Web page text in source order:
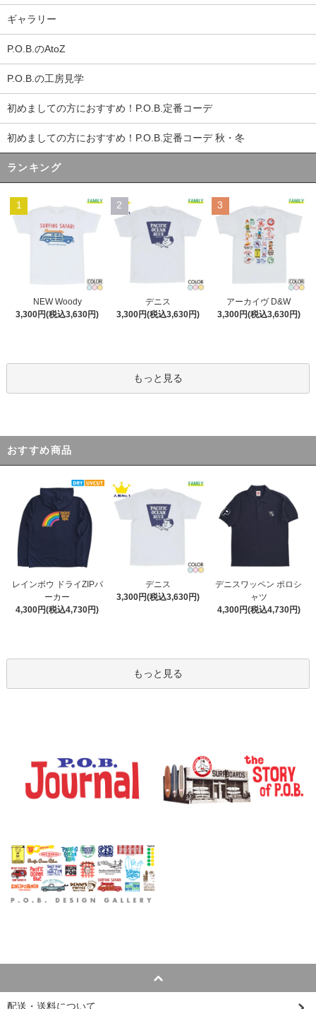
ギャラリー
P.O.B.のAtoZ
P.O.B.の工房見学
初めましての方におすすめ！P.O.B.定番コーデ
初めましての方におすすめ！P.O.B.定番コーデ 秋・冬
ランキング
1
NEW Woody
3,300円(税込3,630円)
2
デニス
3,300円(税込3,630円)
3
アーカイヴ D&W
3,300円(税込3,630円)
もっと見る
おすすめ商品
レインボウ ドライZIPパ
ーカー
4,300円(税込4,730円)
デニス
3,300円(税込3,630円)
デニスワッペン ポロシ
ャツ
4,300円(税込4,730円)
もっと見る
配送・送料について